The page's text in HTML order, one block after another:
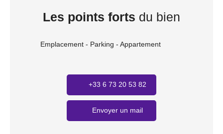
Les points forts du bien
Emplacement - Parking - Appartement
+33 6 73 20 53 82
Envoyer un mail